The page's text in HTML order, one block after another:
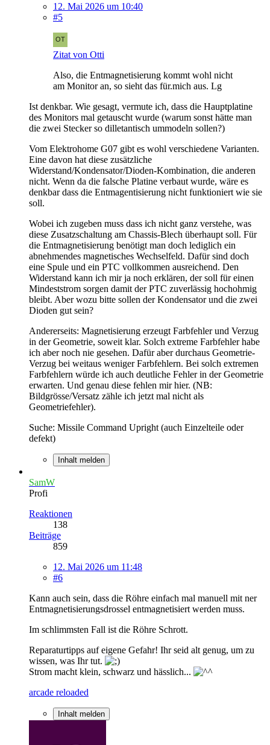
12. Mai 2026 um 10:40
#5
Zitat von Otti
Also, die Entmagnetisierung kommt wohl nicht
am Monitor an, so sieht das für.mich aus. Lg
Ist denkbar. Wie gesagt, vermute ich, dass die Hauptplatine
des Monitors mal getauscht wurde (warum sonst hätte man
die zwei Stecker so dilletantisch ummodeln sollen?)
Vom Elektrohome G07 gibt es wohl verschiedene Varianten.
Eine davon hat diese zusätzliche
Widerstand/Kondensator/Dioden-Kombination, die anderen
nicht. Wenn da die falsche Platine verbaut wurde, wäre es
denkbar dass die Entmagentisierung nicht funktioniert wie sie
soll.
Wobei ich zugeben muss dass ich nicht ganz verstehe, was
diese Zusatzschaltung am Chassis-Blech überhaupt soll. Für
die Entmagnetisierung benötigt man doch lediglich ein
abnehmendes magnetisches Wechselfeld. Dafür sind doch
eine Spule und ein PTC vollkommen ausreichend. Den
Widerstand kann ich mir ja noch erklären, der soll für einen
Mindeststrom sorgen damit der PTC zuverlässig hochohmig
bleibt. Aber wozu bitte sollen der Kondensator und die zwei
Dioden gut sein?
Andererseits: Magnetisierung erzeugt Farbfehler und Verzug
in der Geometrie, soweit klar. Solch extreme Farbfehler habe
ich aber noch nie gesehen. Dafür aber durchaus Geometrie-
Verzug bei weitaus weniger Farbfehlern. Bei solch extremen
Farbfehlern würde ich auch deutliche Fehler in der Geometrie
erwarten. Und genau diese fehlen mir hier. (NB:
Bildgrösse/Versatz zähle ich jetzt mal nicht als
Geometriefehler).
Suche: Missile Command Upright (auch Einzelteile oder
defekt)
Inhalt melden
SamW
Profi
Reaktionen
138
Beiträge
859
12. Mai 2026 um 11:48
#6
Kann auch sein, dass die Röhre einfach mal manuell mit ner
Entmagnetisierungsdrossel entmagnetisiert werden muss.
Im schlimmsten Fall ist die Röhre Schrott.
Reparaturtipps auf eigene Gefahr! Ihr seid alt genug, um zu
wissen, was Ihr tut.
Strom macht klein, schwarz und hässlich...
arcade reloaded
Inhalt melden